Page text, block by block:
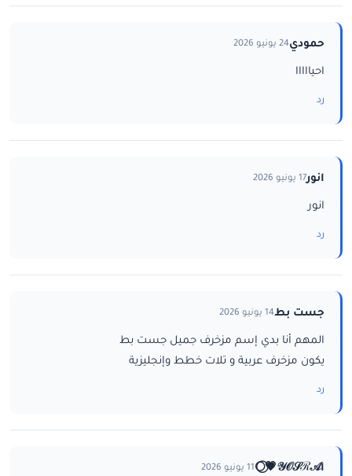
حمودي24 يونيو 2026
احيااااا
رد
انور17 يونيو 2026
انور
رد
جست بط14 يونيو 2026
المهم أنا بدي إسم مزخرف جميل جست بط
يكون مزخرف عربية و تلات خطط وإنجليزية
رد
ا𝒴𝒪𝒮ℛ𝒜💗⃝🌕 11 يونيو 2026